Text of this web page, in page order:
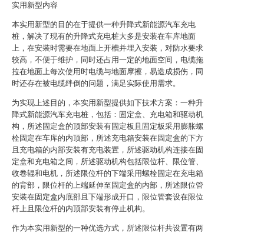
实用新型内容
本实用新型的目的在于提供一种升降式新能源汽车充电
桩，解决了现有的升降式充电桩大多是安装在车库地面
上，在安装时需要在地面上开槽并埋入安装，对防水要求
较高，不便于维护，同时还占用一定的地面空间，电缆拖
拉在地面上每次使用时电缆与地面摩擦，易造成损伤，同
时还存在被电缆绊倒的问题，满足实际使用需求。
为实现上述目的，本实用新型提供如下技术方案：一种升
降式新能源汽车充电桩，包括：固定盒、充电箱和驱动机
构，所述固定盒的顶部安装有固定板且固定板采用膨胀螺
栓固定在车库的内顶部，所述充电箱安装在固定盒的下方
且充电箱的内部安装有充电装置，所述驱动机构连接在固
定盒和充电箱之间，所述驱动机构包括限位杆、限位管、
收卷辊和电机，所述限位杆的下端采用螺栓固定在充电箱
的背部，限位杆的上端延伸至固定盒的内部，所述限位管
安装在固定盒内底部且下端形成开口，限位管套设在限位
杆上且限位杆的内顶部安装有停止机构。
作为本实用新型的一种优选方式，所述限位杆共设置有两